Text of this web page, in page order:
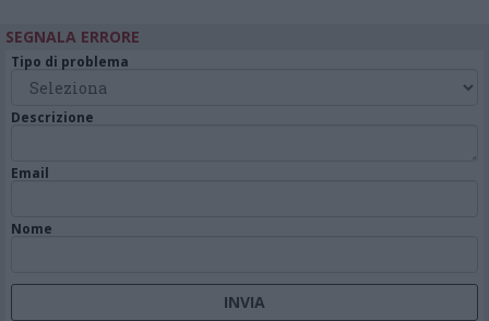
SEGNALA ERRORE
Tipo di problema
Descrizione
Email
Nome